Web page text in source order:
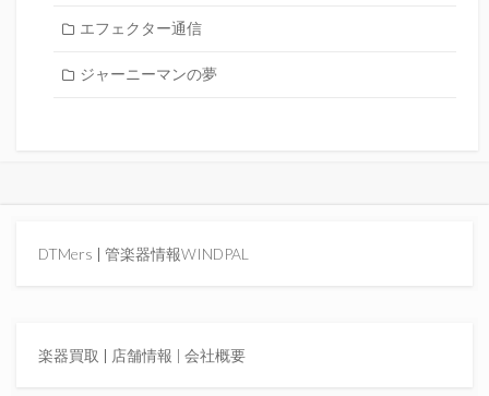
エフェクター通信
ジャーニーマンの夢
DTMers | 管楽器情報WINDPAL
楽器買取 | 店舗情報 | 会社概要